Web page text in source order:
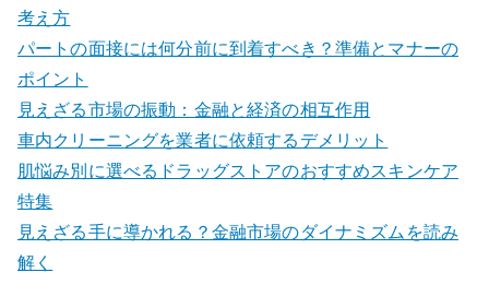
考え方
パートの面接には何分前に到着すべき？準備とマナーの
ポイント
見えざる市場の振動：金融と経済の相互作用
車内クリーニングを業者に依頼するデメリット
肌悩み別に選べるドラッグストアのおすすめスキンケア
特集
見えざる手に導かれる？金融市場のダイナミズムを読み
解く